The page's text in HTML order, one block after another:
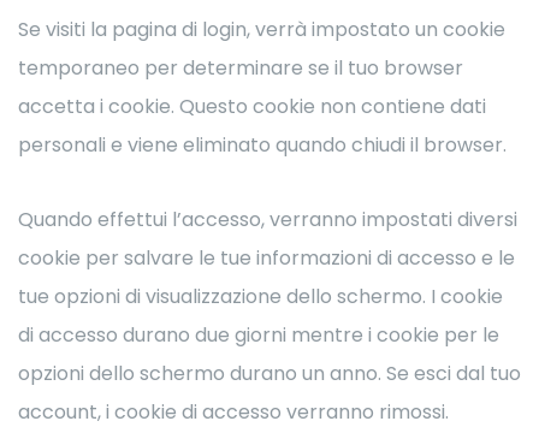
Se visiti la pagina di login, verrà impostato un cookie
temporaneo per determinare se il tuo browser
accetta i cookie. Questo cookie non contiene dati
personali e viene eliminato quando chiudi il browser.
Quando effettui l’accesso, verranno impostati diversi
cookie per salvare le tue informazioni di accesso e le
tue opzioni di visualizzazione dello schermo. I cookie
di accesso durano due giorni mentre i cookie per le
opzioni dello schermo durano un anno. Se esci dal tuo
account, i cookie di accesso verranno rimossi.